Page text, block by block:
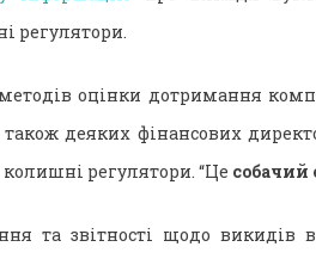
регулятори.
оцінки дотримання
також деяких фінансових
регулятори. “Це собачий
та звітності щодо викидів